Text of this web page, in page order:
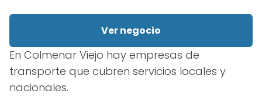
Ver negocio
En Colmenar Viejo hay empresas de
transporte que cubren servicios locales y
nacionales.